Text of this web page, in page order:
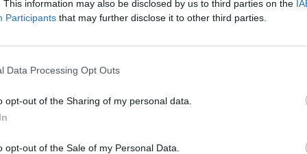
This information may also be disclosed by us to third parties on the
Participants that may further disclose it to other third parties.
Data Processing Opt Outs
opt-out of the Sharing of my personal data.
opt-out of the Sale of my Personal Data.
fase di trasformazione del settore che stiamo vivendo oggi
tipologie legate ad un’architettura di celle macro e piccole e con